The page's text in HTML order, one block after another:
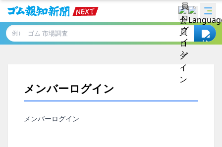
例）
メンバーログイン
メンバーログイン